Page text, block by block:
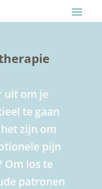
uit om je
te gaan
zijn om
pijn
Om los te
patronen